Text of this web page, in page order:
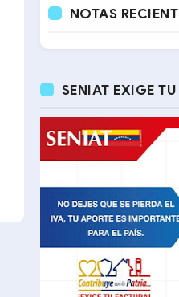
NOTAS
SENIAT EXIGE